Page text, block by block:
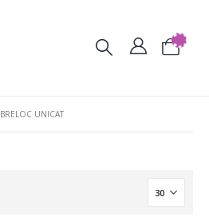
BRELOC UNICAT